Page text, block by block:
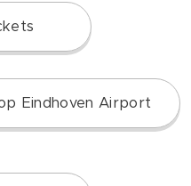
Eindhoven Airport